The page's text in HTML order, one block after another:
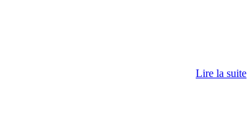
Lire la suite